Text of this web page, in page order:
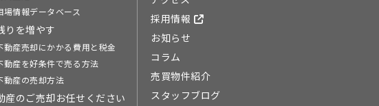
場情報データベース
りを増やす
動産売却にかかる費用と税金
動産を好条件で売る方法
動産の売却方法
産のご売却お任せください
採用情報
お知らせ
コラム
売買物件紹介
スタッフブログ